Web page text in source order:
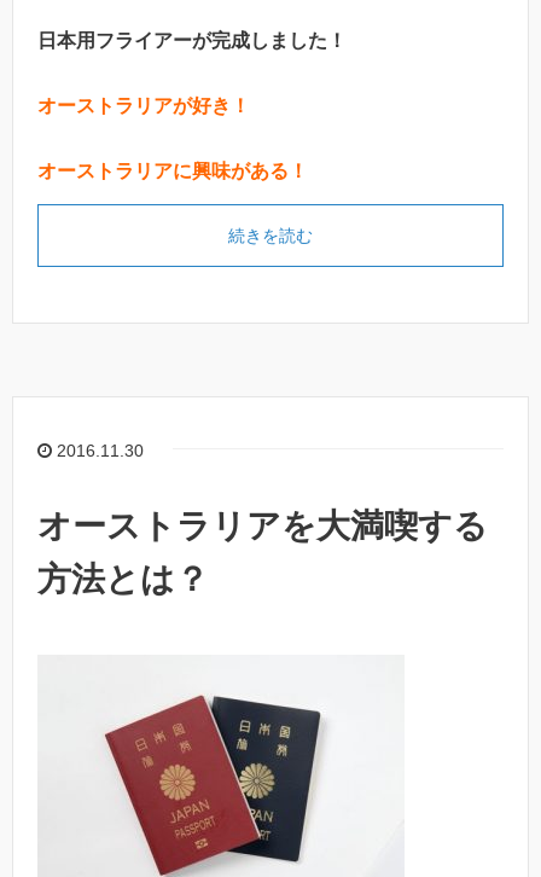
日本用フライアーが完成しました！
オーストラリアが好き！
オーストラリアに興味がある！
続きを読む
2016.11.30
オーストラリアを大満喫する
方法とは？